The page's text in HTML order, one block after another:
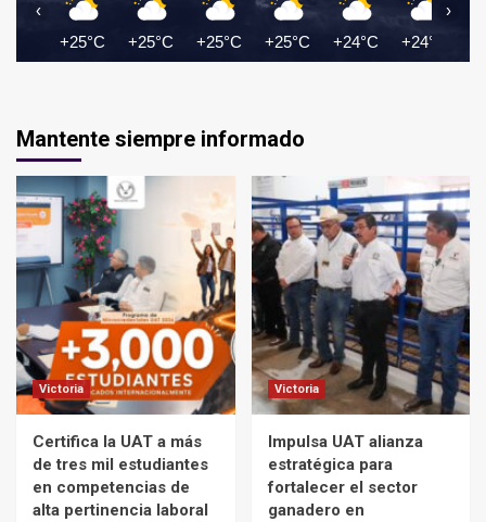
+25°C +25°C +25°C +25°C +24°C +24°C
‹ ›
Mantente siempre informado
Victoria
Certifica la UAT a más
de tres mil estudiantes
en competencias de
alta pertinencia laboral
Victoria
Impulsa UAT alianza
estratégica para
fortalecer el sector
ganadero en